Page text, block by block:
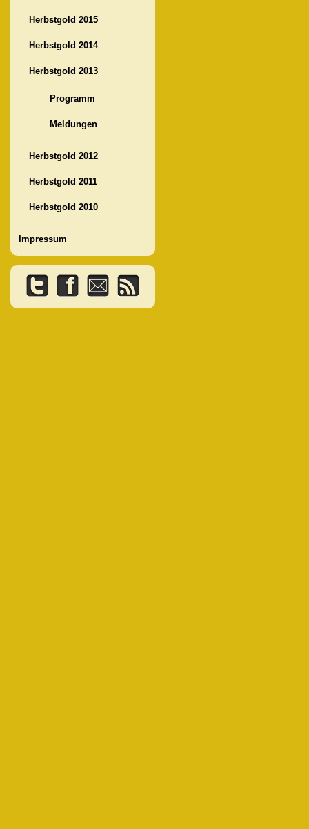
Herbstgold 2015
Herbstgold 2014
Herbstgold 2013
Programm
Meldungen
Herbstgold 2012
Herbstgold 2011
Herbstgold 2010
Impressum